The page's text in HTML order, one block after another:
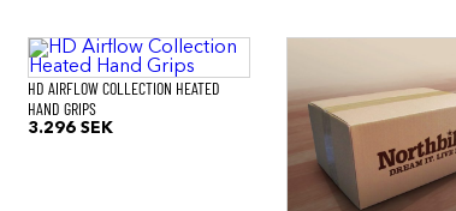
HD AIRFLOW COLLECTION HEATED
HAND GRIPS
3.296SEK